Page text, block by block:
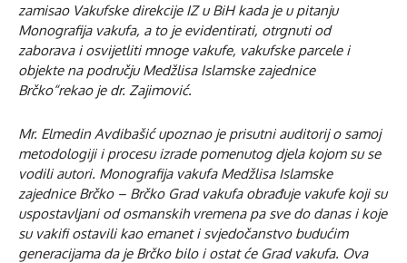
zamisao Vakufske direkcije IZ u BiH kada je u pitanju
Monografija vakufa, a to je evidentirati, otrgnuti od
zaborava i osvijetliti mnoge vakufe, vakufske parcele i
objekte na području Medžlisa Islamske zajednice
Brčko“rekao je dr. Zajimović.
Mr. Elmedin Avdibašić upoznao je prisutni auditorij o samoj
metodologiji i procesu izrade pomenutog djela kojom su se
vodili autori. Monografija vakufa Medžlisa Islamske
zajednice Brčko – Brčko Grad vakufa obrađuje vakufe koji su
uspostavljani od osmanskih vremena pa sve do danas i koje
su vakifi ostavili kao emanet i svjedočanstvo budućim
generacijama da je Brčko bilo i ostat će Grad vakufa. Ova